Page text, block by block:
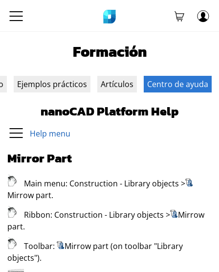
Formación
Ejemplos prácticos Artículos Centro de ayuda
nanoCAD Platform Help
Help menu
Mirror Part
Main menu: Construction - Library objects >
Mirrow part.
Ribbon: Construction - Library objects >
Mirrow
part.
Toolbar:
Mirrow part (on toolbar "Library
objects").